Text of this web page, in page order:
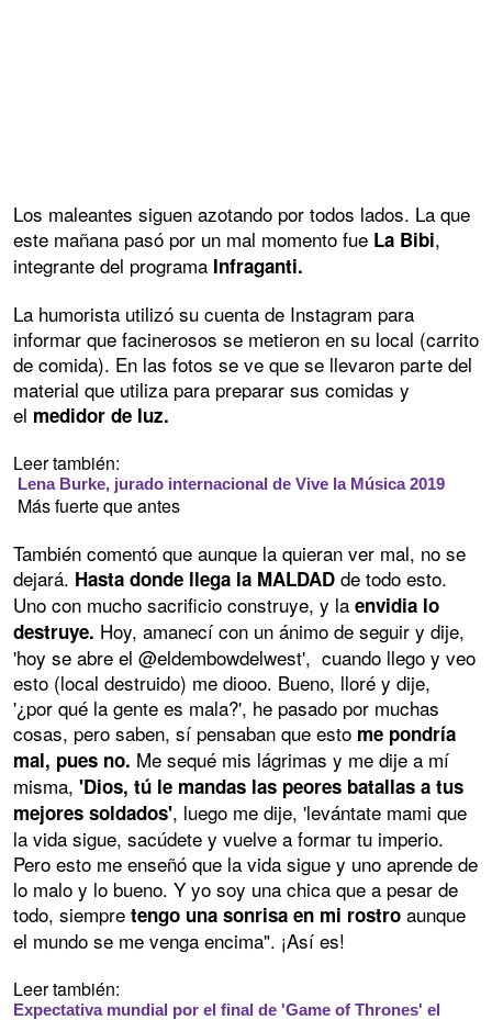
Los maleantes siguen azotando por todos lados. La que
este mañana pasó por un mal momento fue La Bibi,
integrante del programa Infraganti.
La humorista utilizó su cuenta de Instagram para
informar que facinerosos se metieron en su local (carrito
de comida). En las fotos se ve que se llevaron parte del
material que utiliza para preparar sus comidas y
el medidor de luz.
Leer también:
Lena Burke, jurado internacional de Vive la Música 2019
Más fuerte que antes
También comentó que aunque la quieran ver mal, no se
dejará. Hasta donde llega la MALDAD de todo esto.
Uno con mucho sacrificio construye, y la envidia lo
destruye. Hoy, amanecí con un ánimo de seguir y dije,
'hoy se abre el @eldembowdelwest', cuando llego y veo
esto (local destruido) me diooo. Bueno, lloré y dije,
'¿por qué la gente es mala?', he pasado por muchas
cosas, pero saben, sí pensaban que esto me pondría
mal, pues no. Me sequé mis lágrimas y me dije a mí
misma, 'Dios, tú le mandas las peores batallas a tus
mejores soldados', luego me dije, 'levántate mami que
la vida sigue, sacúdete y vuelve a formar tu imperio.
Pero esto me enseñó que la vida sigue y uno aprende de
lo malo y lo bueno. Y yo soy una chica que a pesar de
todo, siempre tengo una sonrisa en mi rostro aunque
el mundo se me venga encima". ¡Así es!
Leer también:
Expectativa mundial por el final de 'Game of Thrones' el